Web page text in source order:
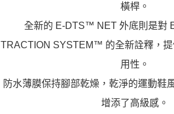
橫桿。
全新的 E-DTS™ NET 外底則是對
TRACTION SYSTEM™ 的全新詮釋，
用性。
防水薄膜保持腳部乾燥，乾淨的運動鞋
增添了高級感。